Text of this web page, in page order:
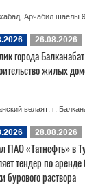
Арчабил шаёлы
26.08.2026
города
жилых
велаят, г.
28.08.2026
ПАО «Татнефть» в
тендер по аренде
бурового раствора